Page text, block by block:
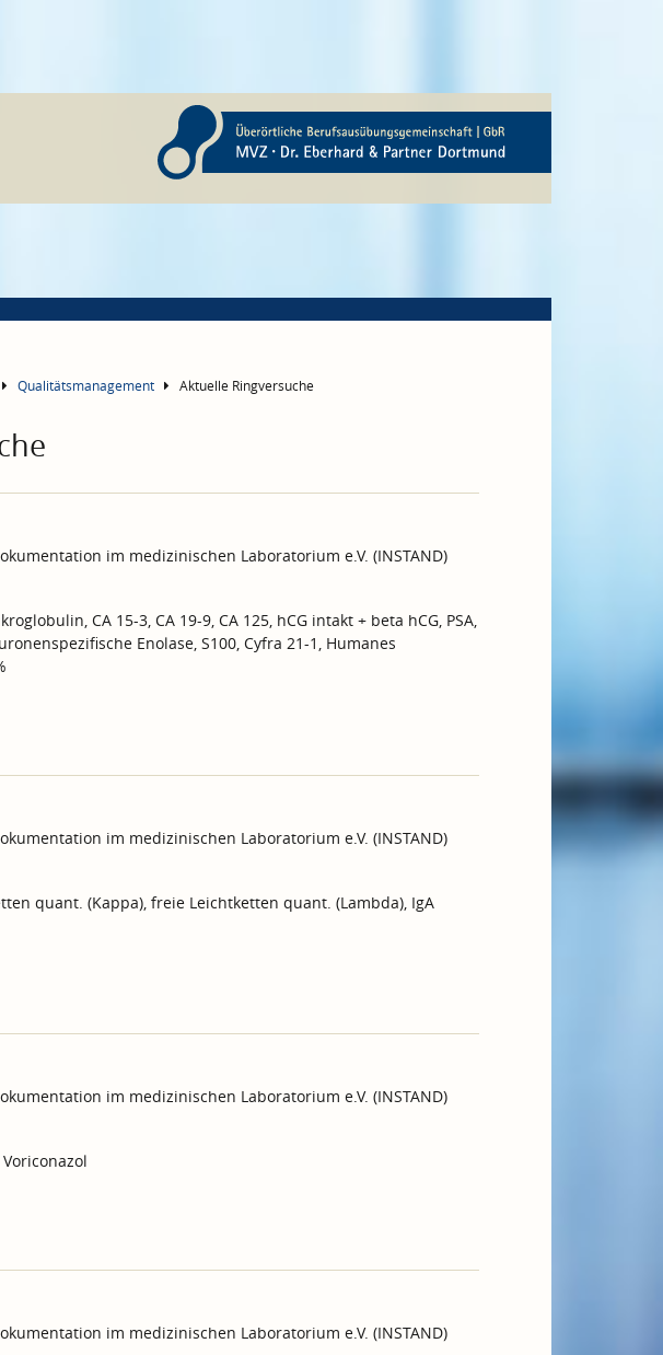
Qualitätsmanagement Aktuelle Ringversuche
im medizinischen Laboratorium e.V. (INSTAND)
CA 15-3, CA 19-9, CA 125, hCG intakt + beta hCG, PSA,
Enolase, S100, Cyfra 21-1, Humanes
im medizinischen Laboratorium e.V. (INSTAND)
quant. (Kappa), freie Leichtketten quant. (Lambda), IgA
im medizinischen Laboratorium e.V. (INSTAND)
im medizinischen Laboratorium e.V. (INSTAND)